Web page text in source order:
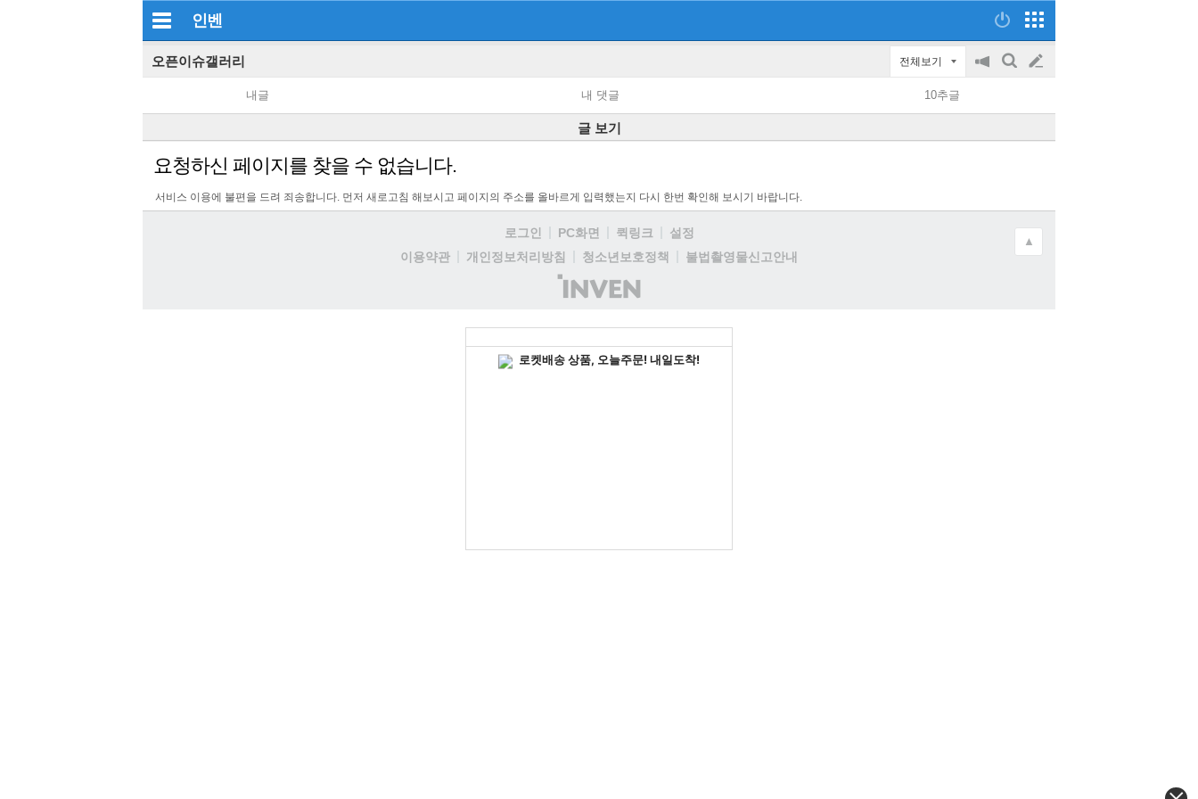
인벤
오픈이슈갤러리 전체보기
공
on/off
검
글
쓰
기
내글 내 댓글 10추글
글 보기
요청하신 페이지를 찾을 수 없습니다.
서비스 이용에 불편을 드려 죄송합니다. 먼저 새로고침 해보시고 페이지의 주소를 올바르게 입력했는지 다시 한번 확인해 보시기 바랍니다.
로그인 PC화면 퀵링크
설정
이용약관
개인정보처리방침 청소년보호정책
불법촬영물신고안내
(주)
인
▲